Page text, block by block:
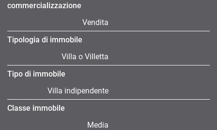
commercializzazione
Vendita
Tipologia di immobile
Villa o Villetta
Tipo di immobile
Villa indipendente
Classe immobile
Media